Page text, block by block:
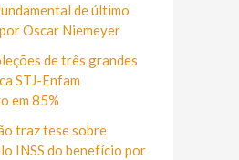
de último
Oscar Niemeyer
de três grandes
STJ-Enfam
em 85%
traz tese sobre
INSS do benefício por